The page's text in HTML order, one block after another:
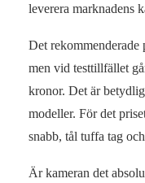
leverera marknadens
Det rekommenderade
men vid testtillfället
kronor. Det är
modeller. För det
snabb, tål tuffa tag
Är kameran det